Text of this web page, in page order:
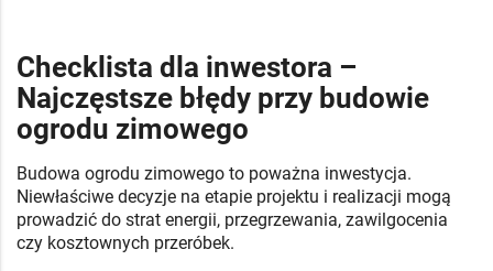
Checklista dla inwestora –
Najczęstsze błędy przy budowie
ogrodu zimowego
Budowa ogrodu zimowego to poważna inwestycja.
Niewłaściwe decyzje na etapie projektu i realizacji mogą
prowadzić do strat energii, przegrzewania, zawilgocenia
czy kosztownych przeróbek.